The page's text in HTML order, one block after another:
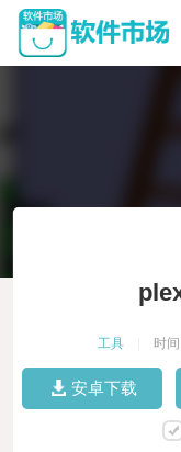
工具 时
安卓下载